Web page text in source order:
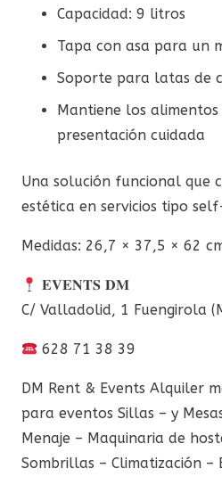
Capacidad: 9 litros
Tapa con asa para un
Soporte para latas de
Mantiene los
presentación cuidada
Una solución funcional que
estética en servicios tipo
Medidas: 26,7 × 37,5 × 62
𝐄𝐕𝐄𝐍𝐓𝐒 𝐃𝐌
C/ Valladolid, 1 Fuengirola
628 71 38 39
DM Rent & Events Alquiler
para eventos Sillas – y
Menaje – Maquinaria de
Sombrillas – Climatización –